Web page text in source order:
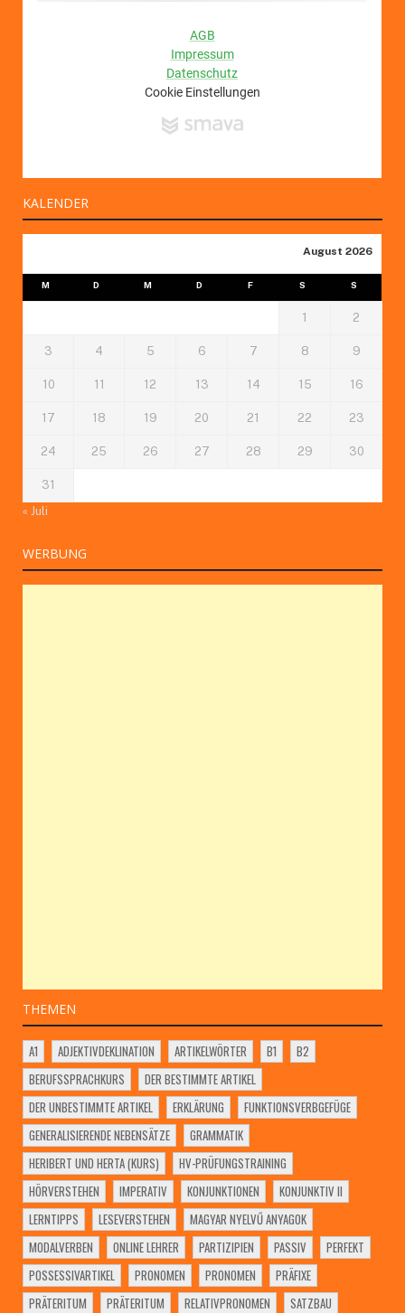
KALENDER
August 2026
M D M D F S S
1 2
3 4 5 6 7 8 9
10 11 12 13 14 15 16
17 18 19 20 21 22 23
24 25 26 27 28 29 30
31
« Juli
WERBUNG
THEMEN
A1 ADJEKTIVDEKLINATION ARTIKELWÖRTER B1
B2
BERUFSSPRACHKURS
DER BESTIMMTE ARTIKEL
DER UNBESTIMMTE ARTIKEL
ERKLÄRUNG
FUNKTIONSVERBGEFÜGE
GENERALISIERENDE NEBENSÄTZE
GRAMMATIK
HERIBERT UND HERTA (KURS)
HV-PRÜFUNGSTRAINING
HÖRVERSTEHEN
IMPERATIV KONJUNKTIONEN
KONJUNKTIV II
LERNTIPPS
LESEVERSTEHEN
MAGYAR NYELVŰ ANYAGOK
MODALVERBEN
ONLINE LEHRER PARTIZIPIEN PASSIV
PERFEKT
POSSESSIVARTIKEL
PRONOMEN PRONOMEN
PRÄFIXE
PRÄTERITUM
PRÄTERITUM RELATIVPRONOMEN
SATZBAU